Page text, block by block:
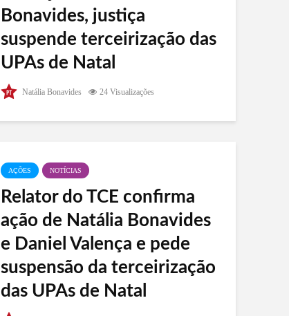
Bonavides, justiça
suspende terceirização das
UPAs de Natal
No início da tarde desta segunda-feira (8), a 6ª
Vara da Fazenda Pública suspende a terceirização
Natália Bonavides 24 Visualizações
AÇÕES NOTÍCIAS
Relator do TCE confirma
ação de Natália Bonavides
e Daniel Valença e pede
suspensão da terceirização
das UPAs de Natal